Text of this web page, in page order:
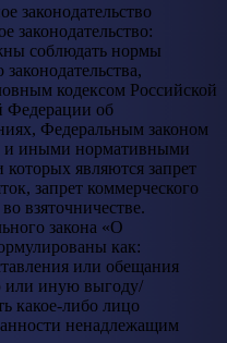
законодательство
законодательство:
соблюдать нормы
кодексом Российской
Федерации об
Федеральным законом
и иными нормативными
являются запрет
запрет коммерческого
взяточничестве.
закона «О
как:
или обещания
или иную выгоду/
какое-либо лицо
ненадлежащим